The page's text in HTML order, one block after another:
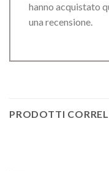
hanno acquistato
una recensione.
PRODOTTI